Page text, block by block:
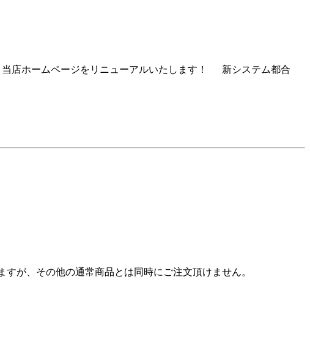
店ホームページをリニューアルいたします！ 新システム都合
が、その他の通常商品とは同時にご注文頂けません。